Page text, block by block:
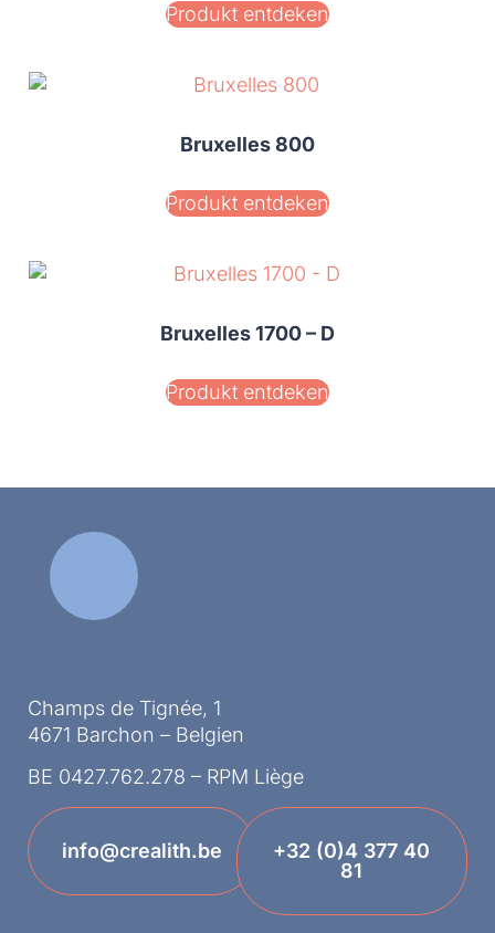
Produkt entdeken
Bruxelles 800
Produkt entdeken
Bruxelles 1700 – D
Produkt entdeken
Champs de Tignée, 1
4671 Barchon – Belgien
BE 0427.762.278 – RPM Liège
info@crealith.be
+32 (0)4 377 40
81